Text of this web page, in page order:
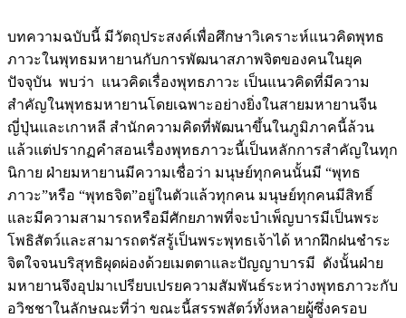
บทความฉบับนี้ มีวัตถุประสงค์เพื่อศึกษาวิเคราะห์แนวคิดพุทธ
ภาวะในพุทธมหายานกับการพัฒนาสภาพจิตของคนในยุค
ปัจจุบัน พบว่า แนวคิดเรื่องพุทธภาวะ เป็นแนวคิดที่มีความ
สำคัญในพุทธมหายานโดยเฉพาะอย่างยิ่งในสายมหายานจีน
ญี่ปุ่นและเกาหลี สำนักความคิดที่พัฒนาขึ้นในภูมิภาคนี้ล้วน
แล้วแต่ปรากฏคำสอนเรื่องพุทธภาวะนี้เป็นหลักการสำคัญในทุก
นิกาย ฝ่ายมหายานมีความเชื่อว่า มนุษย์ทุกคนนั้นมี “พุทธ
ภาวะ”หรือ “พุทธจิต”อยู่ในตัวแล้วทุกคน มนุษย์ทุกคนมีสิทธิ์
และมีความสามารถหรือมีศักยภาพที่จะบำเพ็ญบารมีเป็นพระ
โพธิสัตว์และสามารถตรัสรู้เป็นพระพุทธเจ้าได้ หากฝึกฝนชำระ
จิตใจจนบริสุทธิผุดผ่องด้วยเมตตาและปัญญาบารมี ดังนั้นฝ่าย
มหายานจึงอุปมาเปรียบเปรยความสัมพันธ์ระหว่างพุทธภาวะกับ
อวิชชาในลักษณะที่ว่า ขณะนี้สรรพสัตว์ทั้งหลายผู้ซึ่งครอบ